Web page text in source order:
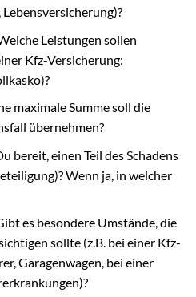
Leistungen sollen
Kfz-Versicherung:
maximale Summe soll die
übernehmen?
bereit, einen Teil des Schadens
Wenn ja, in welcher
es besondere Umstände, die
sollte (z.B. bei einer Kfz-
Garagenwagen, bei einer